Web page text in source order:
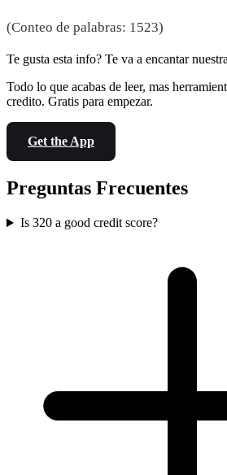
(Conteo de palabras: 1523)
Te gusta esta info? Te va a encantar
Todo lo que acabas de leer, mas
credito. Gratis para empezar.
Get the App
Preguntas Frecuentes
Is 320 a good credit score?